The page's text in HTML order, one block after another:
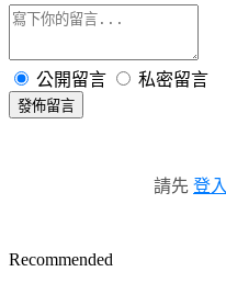
公開留言 私密留言
發佈留言
請先 登入
Recommended